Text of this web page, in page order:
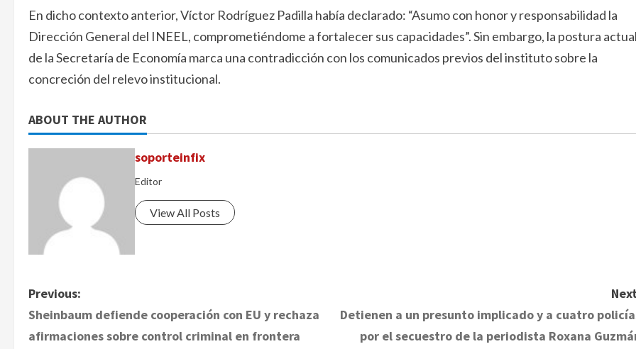
En dicho contexto anterior, Víctor Rodríguez Padilla había declarado: “Asumo con honor y responsabilidad la
Dirección General del INEEL, comprometiéndome a fortalecer sus capacidades”. Sin embargo, la postura actual
de la Secretaría de Economía marca una contradicción con los comunicados previos del instituto sobre la
concreción del relevo institucional.
ABOUT THE AUTHOR
soporteinfix
Editor
View All Posts
P
o
Previous:
Sheinbaum defiende cooperación con EU y rechaza
afirmaciones sobre control criminal en frontera
Detienen a un presunto implicado y a cuatro
por el secuestro de la periodista Roxana